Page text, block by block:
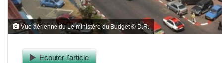
Vue aérienne du Le ministère du Budget © D.R.
Ecouter l'article